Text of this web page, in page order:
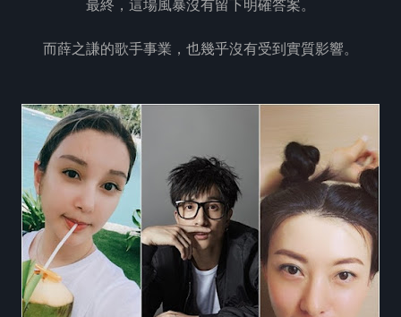
最終，這場風暴沒有留下明確答案。
而薛之謙的歌手事業，也幾乎沒有受到實質影響。